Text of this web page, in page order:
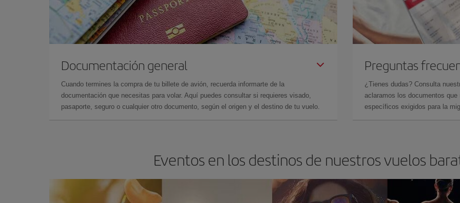
Documentación general
Cuando termines la compra de tu billete de avión, recuerda informarte de la
documentación que necesitas para volar. Aquí puedes consultar si requieres visado,
pasaporte, seguro o cualquier otro documento, según el origen y el destino de tu vuelo.
Preguntas
¿Tienes dudas? Consulta
aclaramos los documentos
específicos exigidos para la
Eventos en los destinos de nuestros vuelos